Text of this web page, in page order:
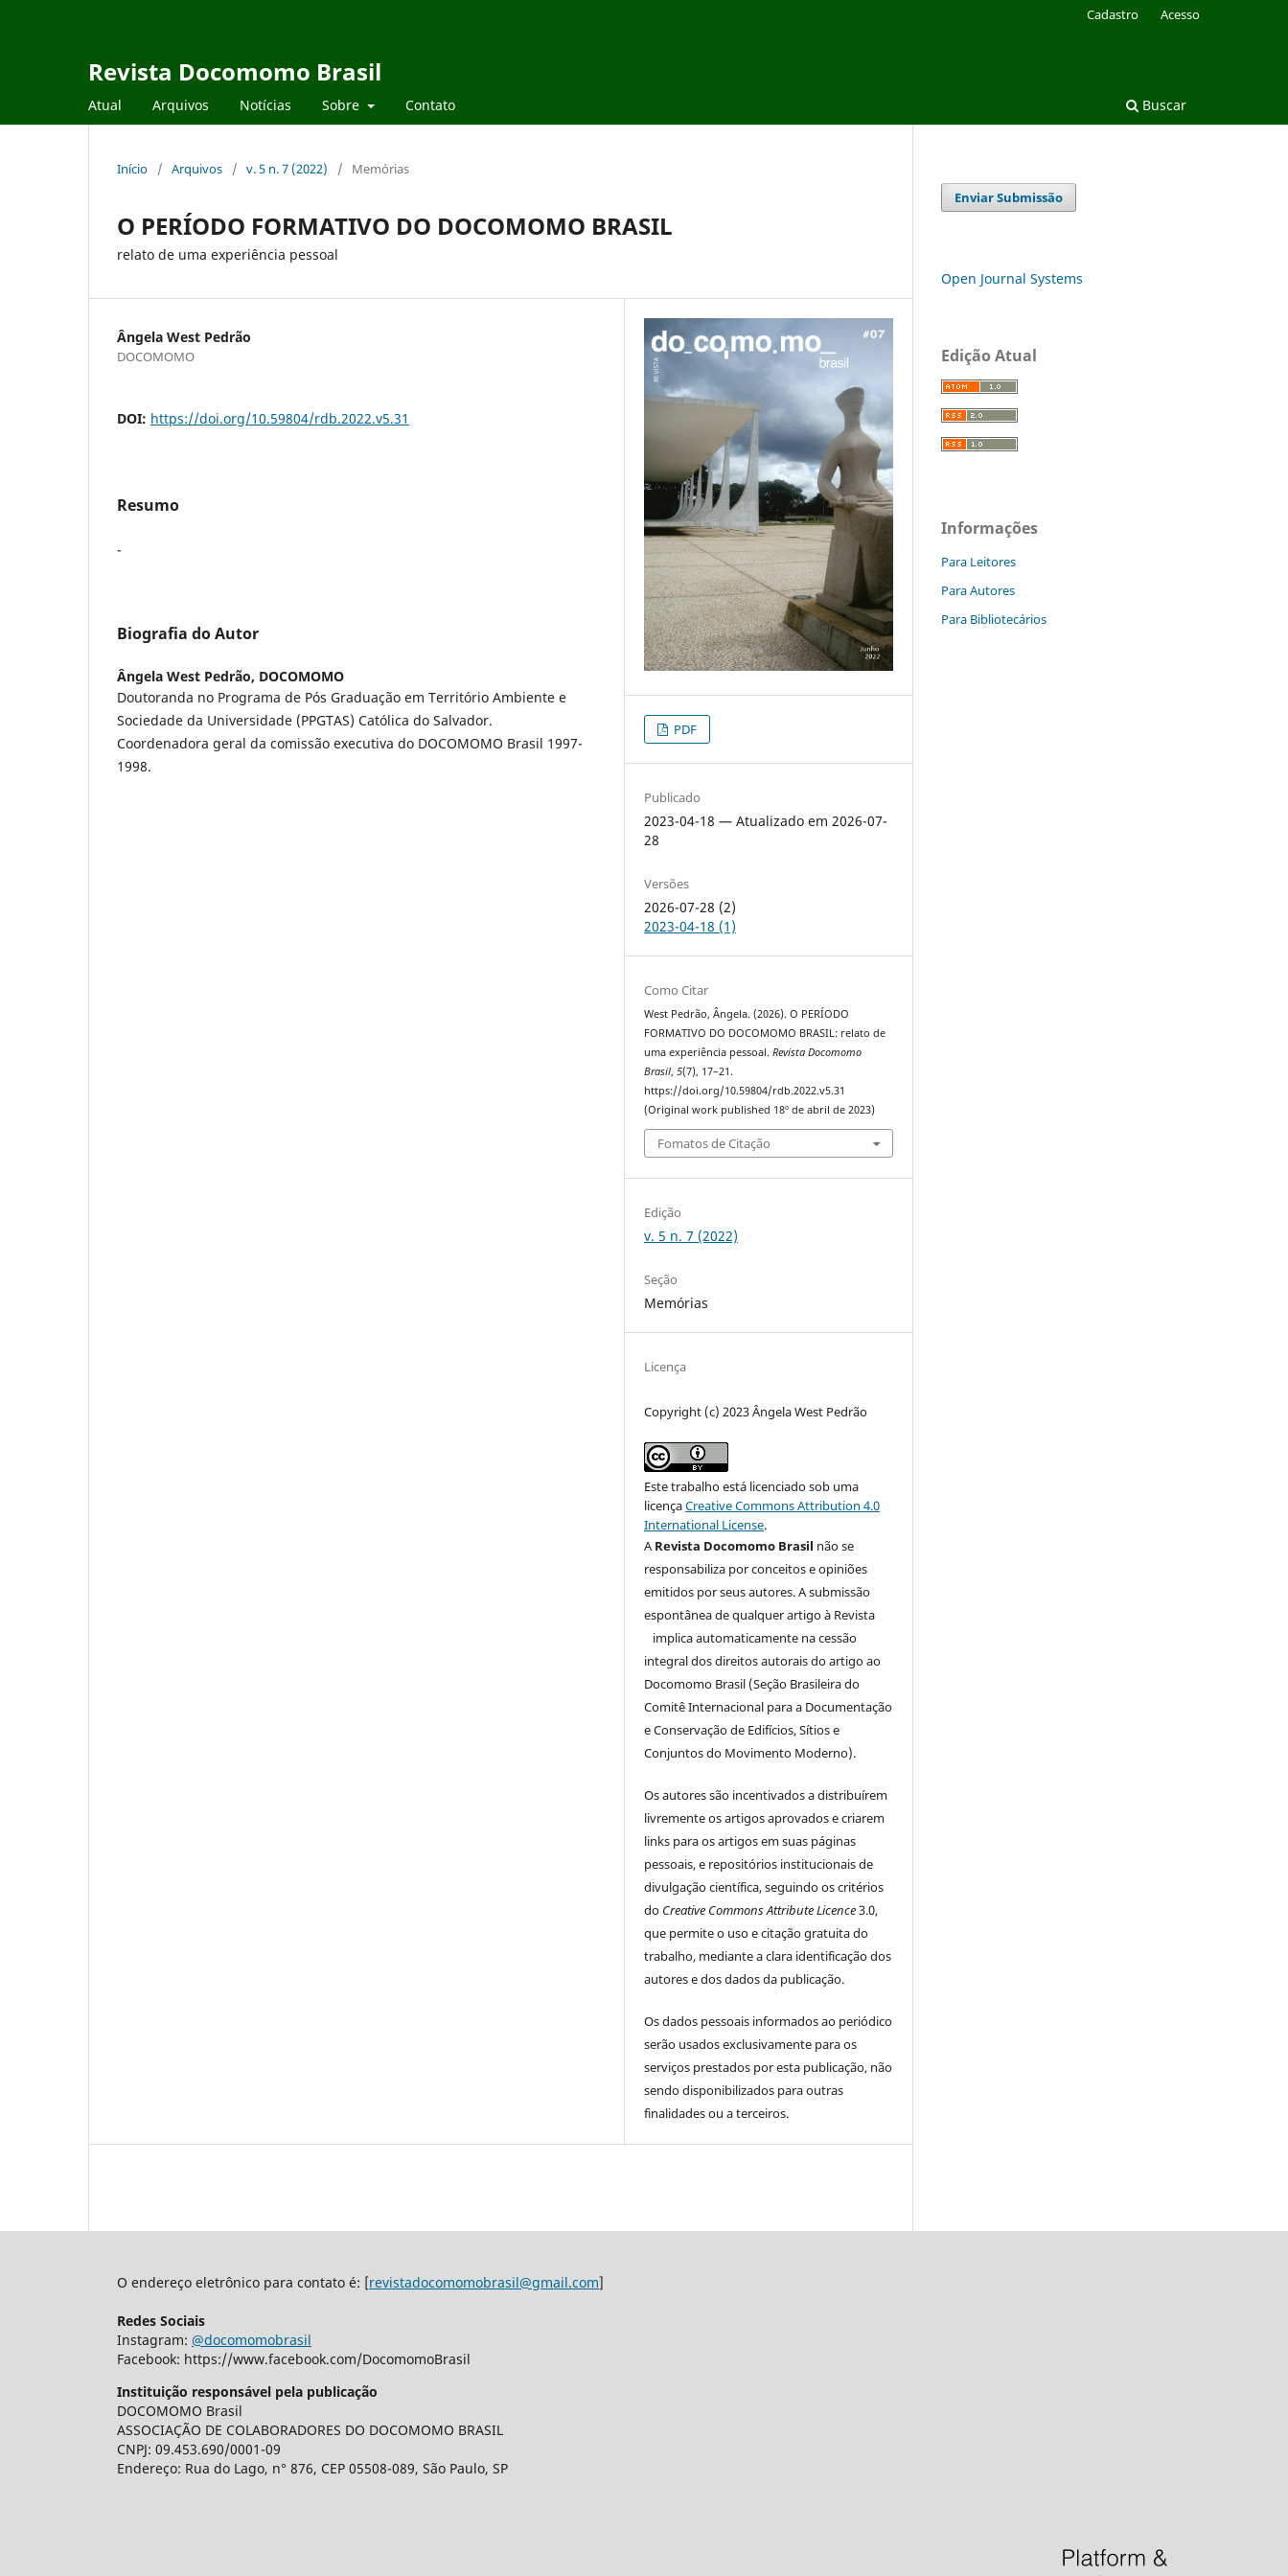
Revista Docomomo Brasil
Atual Arquivos Notícias Sobre Contato Buscar
Cadastro Acesso
Início / Arquivos / v. 5 n. 7 (2022) / Memórias
O PERÍODO FORMATIVO DO DOCOMOMO BRASIL
relato de uma experiência pessoal
Ângela West Pedrão
DOCOMOMO
DOI: https://doi.org/10.59804/rdb.2022.v5.31
Resumo
-
Biografia do Autor
Ângela West Pedrão, DOCOMOMO
Doutoranda no Programa de Pós Graduação em Território Ambiente e
Sociedade da Universidade (PPGTAS) Católica do Salvador.
Coordenadora geral da comissão executiva do DOCOMOMO Brasil 1997-
1998.
PDF
Publicado
2023-04-18 — Atualizado em 2026-07-
28
Versões
2026-07-28 (2)
2023-04-18 (1)
Como Citar
West Pedrão, Ângela. (2026). O PERÍODO
FORMATIVO DO DOCOMOMO BRASIL: relato de
uma experiência pessoal.Revista Docomomo
Brasil,5(7), 17–21.
https://doi.org/10.59804/rdb.2022.v5.31
(Original work published 18º de abril de 2023)
Fomatos de Citação
Edição
v. 5 n. 7 (2022)
Seção
Memórias
Licença
Copyright (c) 2023 Ângela West Pedrão
Este trabalho está licenciado sob uma
licençaCreative Commons Attribution 4.0
International License.
A Revista Docomomo Brasil não se
responsabiliza por conceitos e opiniões
emitidos por seus autores. A submissão
espontânea de qualquer artigo à Revista
implica automaticamente na cessão
integral dos direitos autorais do artigo ao
Docomomo Brasil (Seção Brasileira do
Comitê Internacional para a Documentação
e Conservação de Edifícios, Sítios e
Conjuntos do Movimento Moderno).
Os autores são incentivados a distribuírem
livremente os artigos aprovados e criarem
links para os artigos em suas páginas
pessoais, e repositórios institucionais de
divulgação científica, seguindo os critérios
do Creative Commons Attribute Licence3.0,
que permite o uso e citação gratuita do
trabalho, mediante a clara identificação dos
autores e dos dados da publicação.
Os dados pessoais informados ao periódico
serão usados exclusivamente para os
serviços prestados por esta publicação, não
sendo disponibilizados para outras
finalidades ou a terceiros.
Enviar Submissão
Open Journal Systems
Edição Atual
Informações
Para Leitores
Para Autores
Para Bibliotecários
O endereço eletrônico para contato é: [revistadocomomobrasil@gmail.com]
Redes Sociais
Instagram: @docomomobrasil
Facebook: https://www.facebook.com/DocomomoBrasil
Instituição responsável pela publicação
DOCOMOMO Brasil
ASSOCIAÇÃO DE COLABORADORES DO DOCOMOMO BRASIL
CNPJ: 09.453.690/0001-09
Endereço: Rua do Lago, n° 876, CEP 05508-089, São Paulo, SP